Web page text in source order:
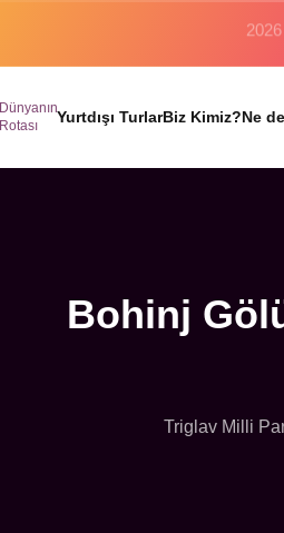
Dünyanın
Rotası
Yurtdışı TurlarBiz Kimiz?Ne
Bohinj
Triglav Milli